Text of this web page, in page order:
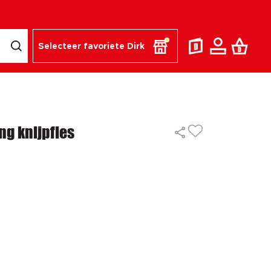
Selecteer favoriete Dirk
knijpfles